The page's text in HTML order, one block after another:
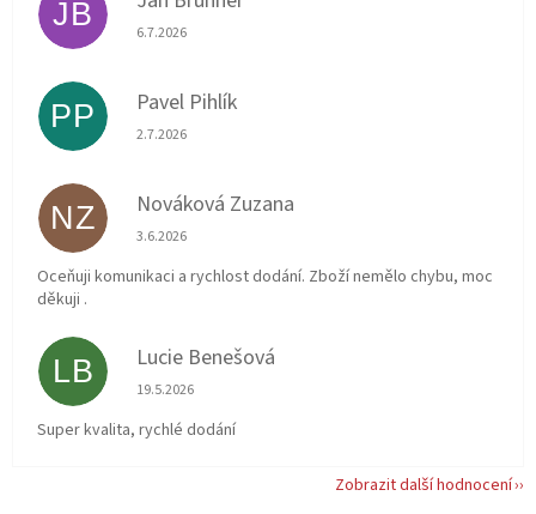
JB Hodnocení obchodu je 5 z 5 hvězdiček.
6.7.2026
PP Pavel Pihlík
Hodnocení obchodu je 5 z 5 hvězdiček.
2.7.2026
NZ Nováková Zuzana
Hodnocení obchodu je 5 z 5 hvězdiček.
3.6.2026
Oceňuji komunikaci a rychlost dodání. Zboží nemělo chybu, moc
děkuji .
LB Lucie Benešová
Hodnocení obchodu je 5 z 5 hvězdiček.
19.5.2026
Super kvalita, rychlé dodání
Zobrazit další hodnocení